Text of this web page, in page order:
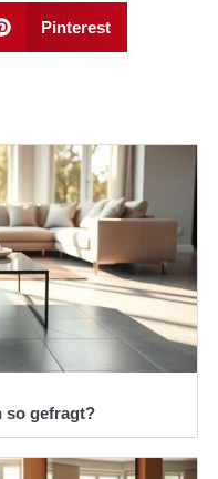
Pinterest
so gefragt?